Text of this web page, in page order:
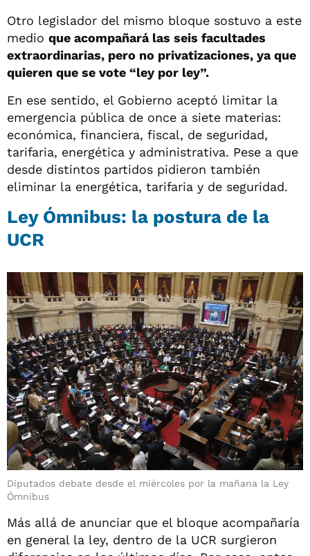
Otro legislador del mismo bloque sostuvo a este
medio que acompañará las seis facultades
extraordinarias, pero no privatizaciones, ya que
quieren que se vote “ley por ley”.
En ese sentido, el Gobierno aceptó limitar la
emergencia pública de once a siete materias:
económica, financiera, fiscal, de seguridad,
tarifaria, energética y administrativa. Pese a que
desde distintos partidos pidieron también
eliminar la energética, tarifaria y de seguridad.
Ley Ómnibus: la postura de la
UCR
Diputados debate desde el miércoles por la mañana la Ley
Ómnibus
Más allá de anunciar que el bloque acompañaría
en general la ley, dentro de la UCR surgieron